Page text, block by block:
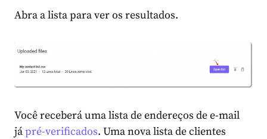
Abra a lista para ver os resultados.
Você receberá uma lista de endereços de e-mail
jápré-verificados. Uma nova lista de clientes